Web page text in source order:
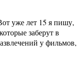
уже лет 15 я пишу,
заберут в
у фильмов,